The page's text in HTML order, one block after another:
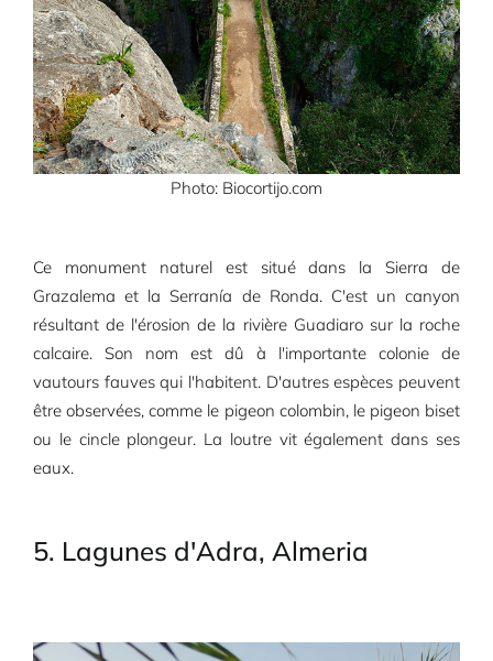
Photo: Biocortijo.com
Ce monument naturel est situé dans la Sierra de
Grazalema et la Serranía de Ronda. C'est un canyon
résultant de l'érosion de la rivière Guadiaro sur la roche
calcaire. Son nom est dû à l'importante colonie de
vautours fauves qui l'habitent. D'autres espèces peuvent
être observées, comme le pigeon colombin, le pigeon biset
ou le cincle plongeur. La loutre vit également dans ses
eaux.
5. Lagunes d'Adra, Almeria